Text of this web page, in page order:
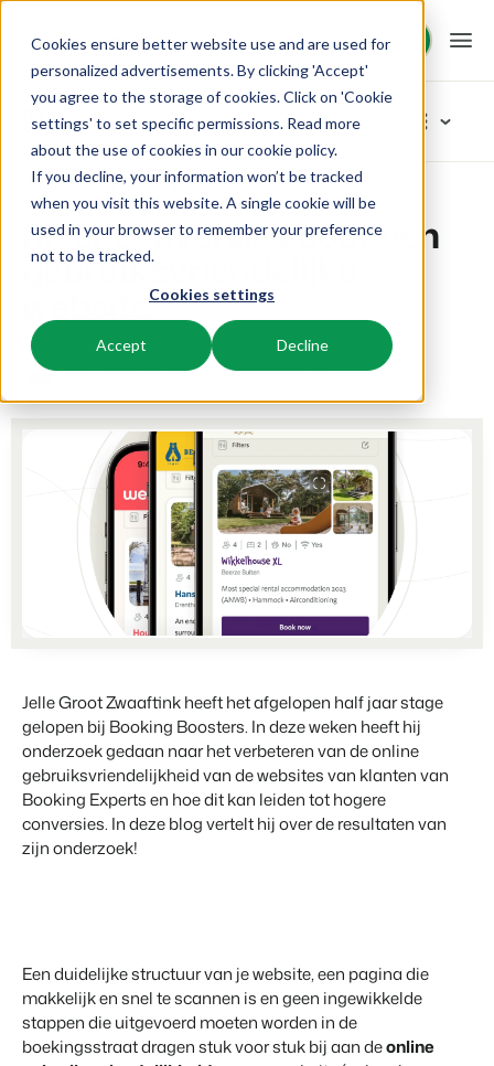
Cookies ensure better website use and are used for
personalized advertisements. By clicking 'Accept'
you agree to the storage of cookies. Click on 'Cookie
settings' to set specific permissions. Read more
about the use of cookies in our cookie policy.
If you decline, your information won’t be tracked
when you visit this website. A single cookie will be
used in your browser to remember your preference
not to be tracked.
Cookies settings
Accept Decline
Demo aanvragen
Demo aanvragen
Platform
BEX PMS
Reserveringssysteem
Beheer alle back office processen.
Adverteer jouw aanbod op een mix van kanalen.
App Store
Integreer jouw favoriete apps en tools.
Business Intelligence
Maak betere keuzes op basis van data.
Eigenaren Management
Bied transparantie aan eigenaren.
Website Integratie
Heb je al een website? Integratie is mogelijk.
Overstappen naar BEX
Klaar om te groeien?
BEX CMS
Vastgoedwebsite
Genereer leads voor jouw verkoopobjecten.
Oplossingen
Booking Experts voor:
Villa's, bungalows, chalets en boomhutten.
Hotelkamers, appartementen, B&Bs en pensions.
Ski-, spa-, duik- en golfresorts.
Kampeerplaatsen, glamping tenten en caravans.
Concerns & Groepen
Ketens en individuele merken.
Exclusieve verhuur en resellers.
Projectontwikkelaars
Vastgoed en nieuwbouwprojecten.
Kleinschalige recreatiebedrijven
Vakantieboerderijen, appartementen en boetiekhotels
Resources
Kennis
BEX Educate | Pro
Blijven leren, blijven leiden in de recreatie.
BEX Educate | NextGen
Kennis en groei voor de recreatie-expert van de toekomst.
Lees over trends in de sector en krijg tips.
Ervaringen
Ervaringen van onze gebruikers.
Kom in contact
Customer Success
Krijg antwoord op jouw vragen.
Developers
Ontwikkel jouw oplossing met onze open API.
Partners
Samen transformeren wij de recreatiebranche.
Onboarding
Prijzen
Klantverhalen
BEX Overzicht
Voor vakantieparken
Voor campings
Overstappen naar BEX
Blog
Blader in categoriëen
Nieuw
Klaar voor innovatie
Product
Van idee tot oplossing
Team en Cultuur
Marketing
Tips en werkwijzen
Partnerships
Samen sterker
Uitgelicht
overstappen op facturatie bij
vertrek.
Lees meer
Contact sales Demo aanvragen
Home Marketing
Meer conversies door een
gebruiksvriendelijke
website
Jelle 15 september 2023 Leestijd 5 min
Jelle Groot Zwaaftink heeft het afgelopen half jaar stage
gelopen bij Booking Boosters. In deze weken heeft hij
onderzoek gedaan naar het verbeteren van de online
gebruiksvriendelijkheid van de websites van klanten van
Booking Experts en hoe dit kan leiden tot hogere
conversies. In deze blog vertelt hij over de resultaten van
zijn onderzoek!
Een duidelijke structuur van je website, een pagina die
makkelijk en snel te scannen is en geen ingewikkelde
stappen die uitgevoerd moeten worden in de
boekingsstraat dragen stuk voor stuk bij aan deonline